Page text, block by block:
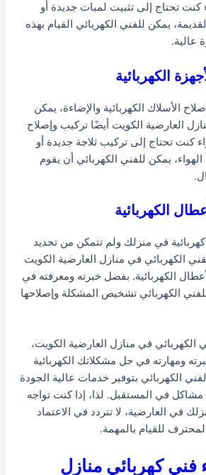
تحتاج إلى تثبيت لمبات جديدة أو
يمكن للفني الكهربائي القيام بهذه
عالية.
الكهربائية
الأسلاك الكهربائية والإضاءة، يمكن
العارضية الكويت أيضًا تركيب وإصلاح
كنت تحتاج إلى تركيب ثلاجة جديدة أو
يمكن للفني الكهربائي أن يقوم
الكهربائية
في منزلك ولم تتمكن من تحديد
الكهربائي في منازل العارضية الكويت
الكهربائية. بفضل خبرته ومعرفته في
الكهربائي تشخيص المشكلة وإصلاحها
الكهربائي في منازل العارضية الكويت،
ومهارته في حل مشكلاتك الكهربائية
الكهربائي بتوفير خدمات عالية الجودة
في المستقبل. لذا، إذا كنت تواجه
في العارضية، لا تتردد في الاعتماد
للقيام بالمهمة.
فني كهربائي منازل